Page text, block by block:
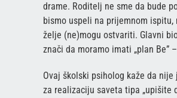
drame. Roditelj ne sme da bude
bismo uspeli na prijemnom
želje (ne)mogu ostvariti. Glavni
znači da moramo imati „plan Be”
Ovaj školski psiholog kaže da
za realizaciju saveta tipa „upišite